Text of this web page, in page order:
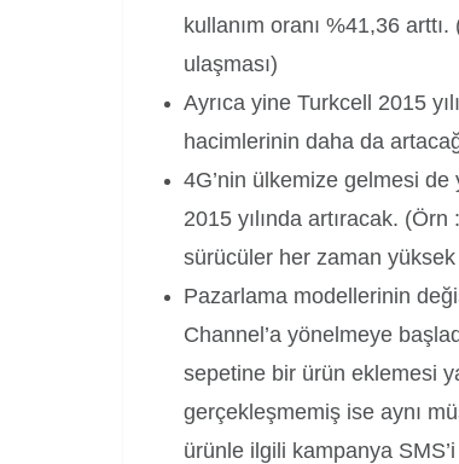
kullanım oranı %41,36
ulaşması)
Ayrıca yine Turkcell 2015
hacimlerinin daha da
4G’nin ülkemize gelmesi
2015 yılında artıracak.
sürücüler her zaman
Pazarlama modellerinin
Channel’a yönelmeye
sepetine bir ürün eklemesi
gerçekleşmemiş ise aynı
ürünle ilgili kampanya